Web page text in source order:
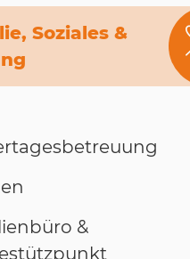
Soziales &
&